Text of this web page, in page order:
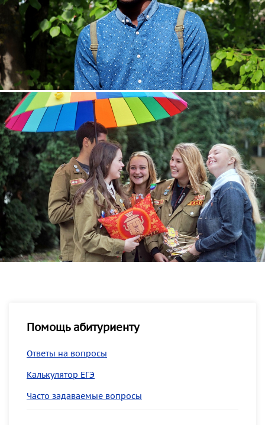
Помощь абитуриенту
Ответы на вопросы
Калькулятор ЕГЭ
Часто задаваемые вопросы